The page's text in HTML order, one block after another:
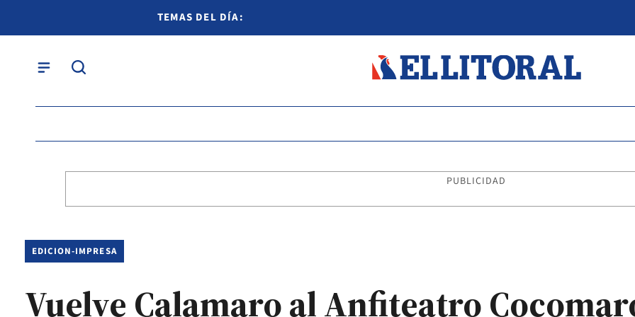
TEMAS DEL DÍA:
PUBLICIDAD
EDICION-IMPRESA
Vuelve Calamaro al Anfiteatro